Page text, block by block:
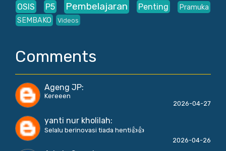
OSIS
P5 Pembelajaran Penting
Pramuka
SEMBAKO
Videos
Comments
Ageng JP:
Kereeen
2026-04-27
yanti nur kholilah:
Selalu berinovasi tiada henti👍👍
2026-04-26